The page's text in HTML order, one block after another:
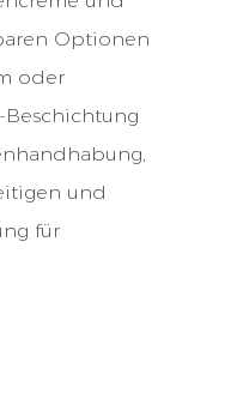
Optionen
oder
Beschichtung
und
für